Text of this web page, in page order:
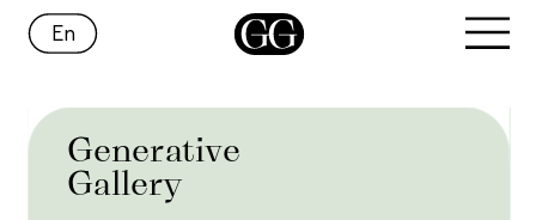
Generative
Gallery
En